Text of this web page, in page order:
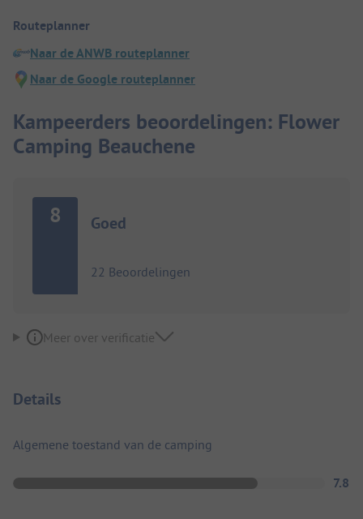
Routeplanner
Naar de ANWB routeplanner
Naar de Google routeplanner
Kampeerders beoordelingen: Flower
Camping Beauchene
8 Goed
22 Beoordelingen
Meer over verificatie
Details
Algemene toestand van de camping
7.8